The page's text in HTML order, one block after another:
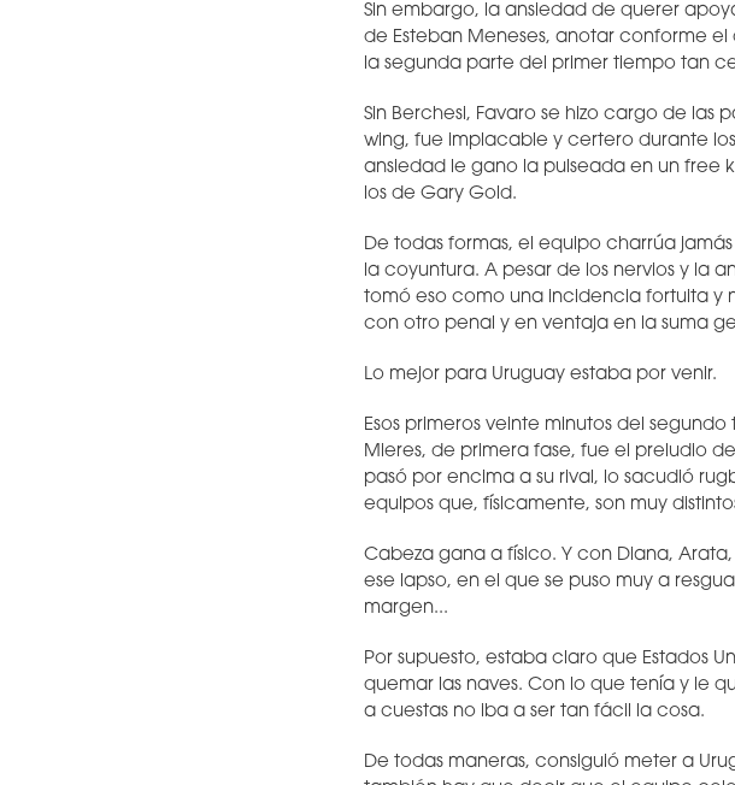
Sin embargo, la ansiedad de querer
de Esteban Meneses, anotar conforme
la segunda parte del primer tiempo tan
Sin Berchesi, Favaro se hizo cargo de las
wing, fue implacable y certero durante
ansiedad le gano la pulseada en un free
los de Gary Gold.
De todas formas, el equipo charrúa
la coyuntura. A pesar de los nervios y la
tomó eso como una incidencia fortuita y
con otro penal y en ventaja en la suma
Lo mejor para Uruguay estaba por venir.
Esos primeros veinte minutos del
Mieres, de primera fase, fue el preludio
pasó por encima a su rival, lo sacudió
equipos que, físicamente, son muy
Cabeza gana a físico. Y con Diana,
ese lapso, en el que se puso muy a
margen...
Por supuesto, estaba claro que Estados
quemar las naves. Con lo que tenía y le
a cuestas no iba a ser tan fácil la cosa.
De todas maneras, consiguió meter a